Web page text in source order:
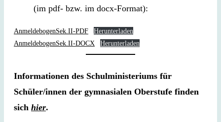
(im pdf- bzw. im docx-Format):
AnmeldebogenSek.II-PDF
Herunterladen
AnmeldebogenSek.II-DOCX
Herunterladen
Informationen des Schulministeriums für
Schüler/innen der gymnasialen Oberstufe finden
sich hier.